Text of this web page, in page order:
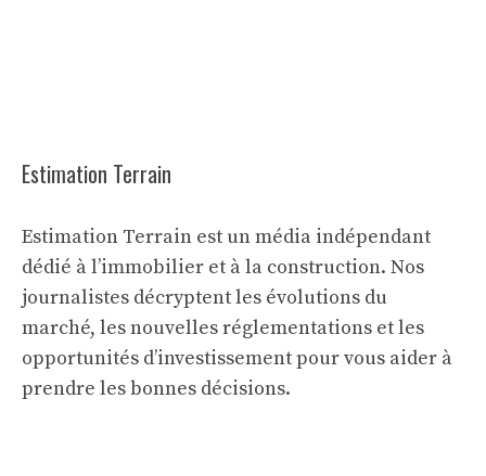
Estimation Terrain
Estimation Terrain est un média indépendant
dédié à l’immobilier et à la construction. Nos
journalistes décryptent les évolutions du
marché, les nouvelles réglementations et les
opportunités d’investissement pour vous aider à
prendre les bonnes décisions.